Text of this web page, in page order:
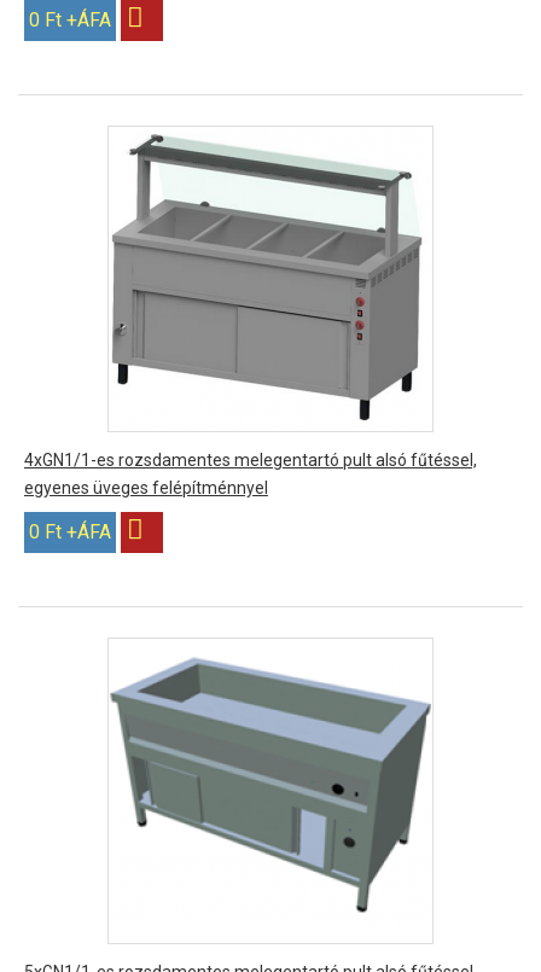
0 Ft +ÁFA
4xGN1/1-es rozsdamentes melegentartó pult alsó fűtéssel,
egyenes üveges felépítménnyel
0 Ft +ÁFA